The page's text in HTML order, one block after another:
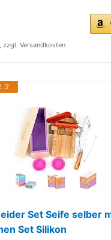
zzgl. Versandkosten
2
Set Seife selber
Set Silikon